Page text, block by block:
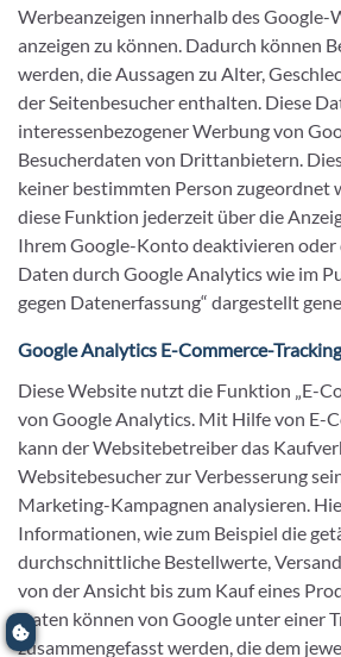
Werbeanzeigen innerhalb des Google-
anzeigen zu können. Dadurch können
werden, die Aussagen zu Alter,
der Seitenbesucher enthalten. Diese
interessenbezogener Werbung von
Besucherdaten von Drittanbietern.
keiner bestimmten Person zugeordnet
diese Funktion jederzeit über die
Ihrem Google-Konto deaktivieren oder
Daten durch Google Analytics wie im
gegen Datenerfassung“ dargestellt
Google Analytics E-Commerce-Tracking
Diese Website nutzt die Funktion „E-
von Google Analytics. Mit Hilfe von E-
kann der Websitebetreiber das
Websitebesucher zur Verbesserung
Marketing-Kampagnen analysieren.
Informationen, wie zum Beispiel die
durchschnittliche Bestellwerte,
von der Ansicht bis zum Kauf eines
Daten können von Google unter einer
zusammengefasst werden, die dem